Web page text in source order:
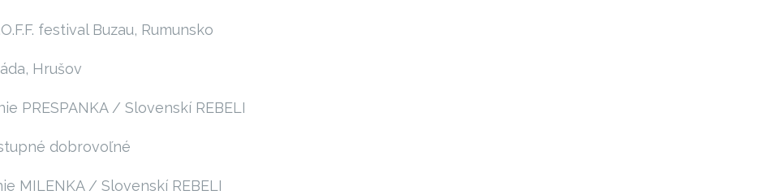
festival Buzau, Rumunsko
Hrušov
PRESPANKA / Slovenskí REBELI
dobrovoľné
MILENKA / Slovenskí REBELI